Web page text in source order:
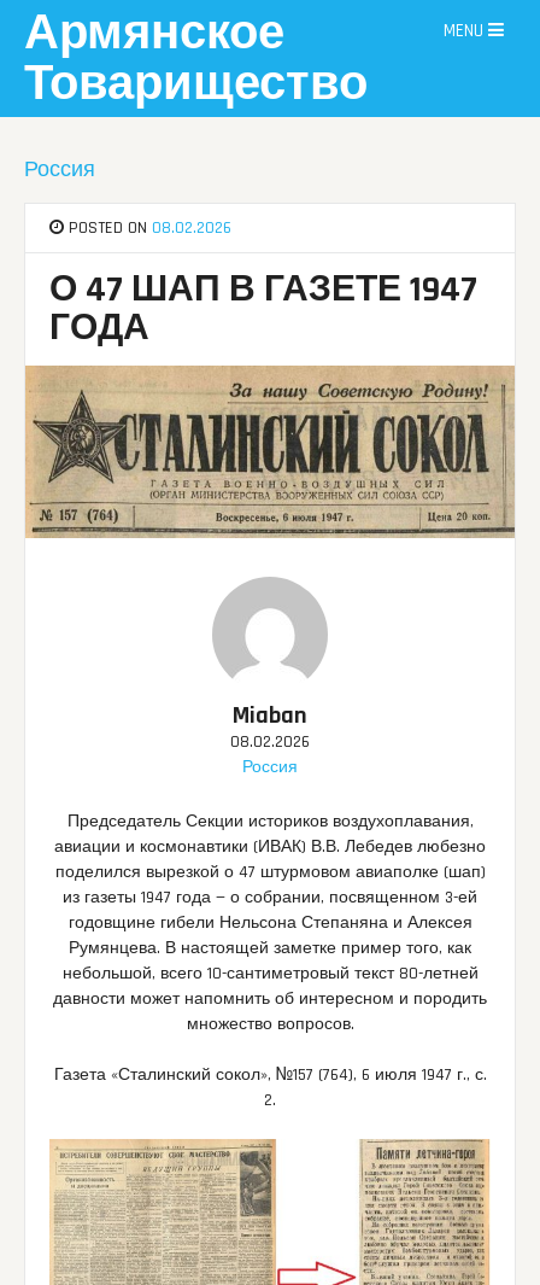
content
Армянское
Товарищество
MENU
Россия
POSTED ON 08.02.2026
О 47 ШАП В ГАЗЕТЕ 1947
ГОДА
Miaban
08.02.2026
Россия
Председатель Секции историков воздухоплавания,
авиации и космонавтики (ИВАК) В.В. Лебедев любезно
поделился вырезкой о 47 штурмовом авиаполке (шап)
из газеты 1947 года — о собрании, посвященном 3-ей
годовщине гибели Нельсона Степаняна и Алексея
Румянцева. В настоящей заметке пример того, как
небольшой, всего 10-сантиметровый текст 80-летней
давности может напомнить об интересном и породить
множество вопросов.
Газета «Сталинский сокол», №157 (764), 6 июля 1947 г., с.
2.